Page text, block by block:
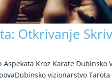
Otkrivanje
Kroz Karate Dubinsko
vizionarstvo